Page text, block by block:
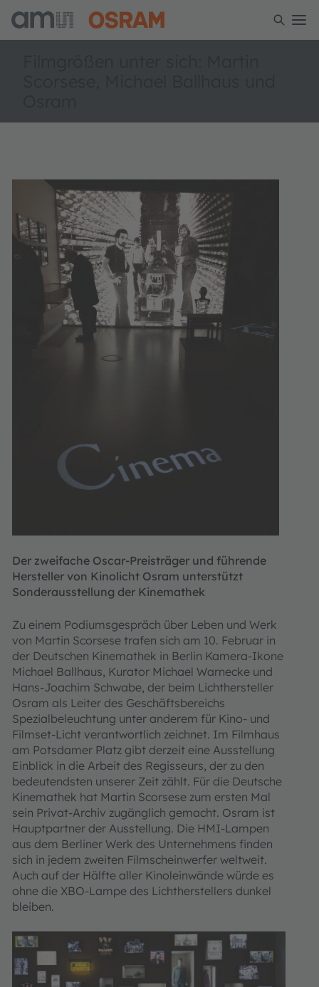
Der zweifache Oscar-Preisträger und führende
Hersteller von Kinolicht Osram unterstützt
Sonderausstellung der Kinemathek
Zu einem Podiumsgespräch über Leben und Werk
von Martin Scorsese trafen sich am 10. Februar in
der Deutschen Kinemathek in Berlin Kamera-Ikone
Michael Ballhaus, Kurator Michael Warnecke und
Hans-Joachim Schwabe, der beim Lichthersteller
Osram als Leiter des Geschäftsbereichs
Spezialbeleuchtung unter anderem für Kino- und
Filmset-Licht verantwortlich zeichnet. Im Filmhaus
am Potsdamer Platz gibt derzeit eine Ausstellung
Einblick in die Arbeit des Regisseurs, der zu den
bedeutendsten unserer Zeit zählt. Für die Deutsche
Kinemathek hat Martin Scorsese zum ersten Mal
sein Privat-Archiv zugänglich gemacht. Osram ist
Hauptpartner der Ausstellung. Die HMI-Lampen
aus dem Berliner Werk des Unternehmens finden
sich in jedem zweiten Filmscheinwerfer weltweit.
Auch auf der Hälfte aller Kinoleinwände würde es
ohne die XBO-Lampe des Lichtherstellers dunkel
bleiben.